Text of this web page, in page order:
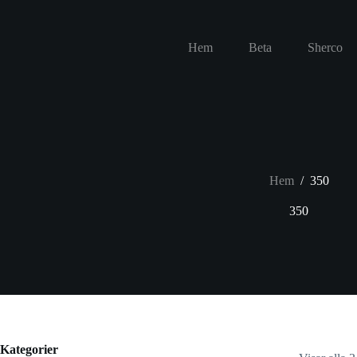
Hem
Beta Sherco
Hem / 350
350
Kategorier